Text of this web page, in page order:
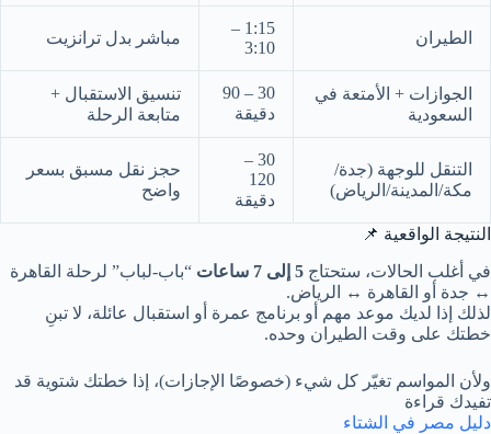
الطيران
1:15 –
3:10
مباشر بدل ترانزيت
الجوازات + الأمتعة في
السعودية
30 – 90
دقيقة
تنسيق الاستقبال +
متابعة الرحلة
التنقل للوجهة (جدة/
مكة/المدينة/الرياض)
30 –
120
دقيقة
حجز نقل مسبق بسعر
واضح
النتيجة الواقعية 📌
في أغلب الحالات، ستحتاج 5 إلى 7 ساعات
“باب-لباب” لرحلة القاهرة
↔ جدة أو القاهرة ↔ الرياض.
لذلك إذا لديك موعد مهم أو برنامج عمرة أو استقبال عائلة، لا تبنِ
خطتك على وقت الطيران وحده.
ولأن المواسم تغيّر كل شيء (خصوصًا الإجازات)، إذا خطتك شتوية قد
تفيدك قراءة
دليل مصر في الشتاء